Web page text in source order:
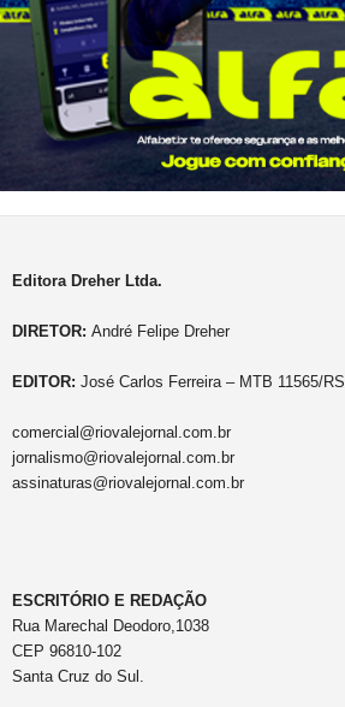
Editora Dreher Ltda.
DIRETOR: André Felipe Dreher
EDITOR: José Carlos Ferreira – MTB 11565/RS
comercial@riovalejornal.com.br
jornalismo@riovalejornal.com.br
assinaturas@riovalejornal.com.br
ESCRITÓRIO E REDAÇÃO
Rua Marechal Deodoro,1038
CEP 96810-102
Santa Cruz do Sul.